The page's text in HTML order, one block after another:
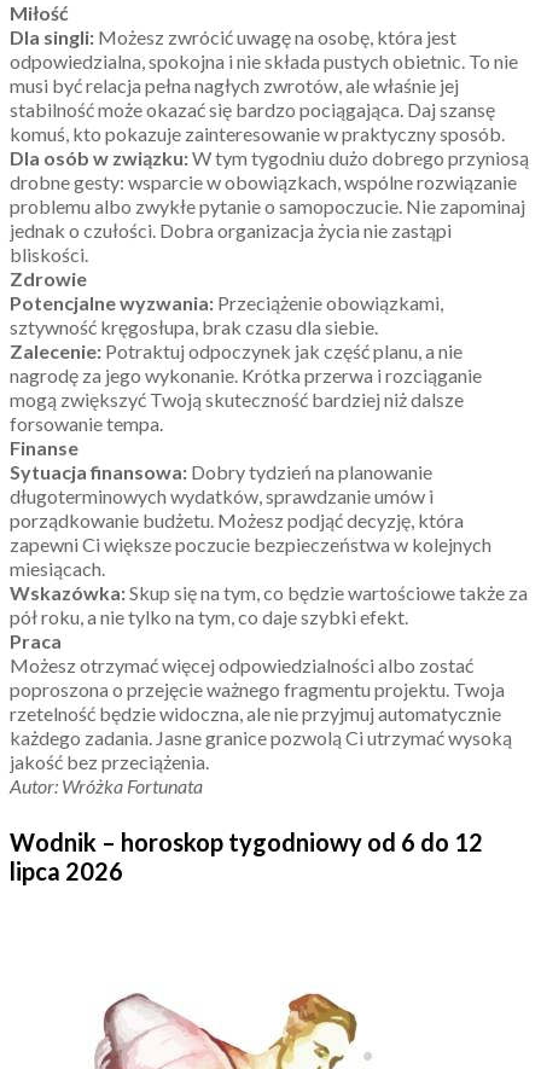
Miłość
Dla singli: Możesz zwrócić uwagę na osobę, która jest
odpowiedzialna, spokojna i nie składa pustych obietnic. To nie
musi być relacja pełna nagłych zwrotów, ale właśnie jej
stabilność może okazać się bardzo pociągająca. Daj szansę
komuś, kto pokazuje zainteresowanie w praktyczny sposób.
Dla osób w związku:W tym tygodniu dużo dobrego przyniosą
drobne gesty: wsparcie w obowiązkach, wspólne rozwiązanie
problemu albo zwykłe pytanie o samopoczucie. Nie zapominaj
jednak o czułości. Dobra organizacja życia nie zastąpi
bliskości.
Zdrowie
Potencjalne wyzwania: Przeciążenie obowiązkami,
sztywność kręgosłupa, brak czasu dla siebie.
Zalecenie: Potraktuj odpoczynek jak część planu, a nie
nagrodę za jego wykonanie. Krótka przerwa i rozciąganie
mogą zwiększyć Twoją skuteczność bardziej niż dalsze
forsowanie tempa.
Finanse
Sytuacja finansowa: Dobry tydzień na planowanie
długoterminowych wydatków, sprawdzanie umów i
porządkowanie budżetu. Możesz podjąć decyzję, która
zapewni Ci większe poczucie bezpieczeństwa w kolejnych
miesiącach.
Wskazówka:Skup się na tym, co będzie wartościowe także za
pół roku, a nie tylko na tym, co daje szybki efekt.
Praca
Możesz otrzymać więcej odpowiedzialności albo zostać
poproszona o przejęcie ważnego fragmentu projektu. Twoja
rzetelność będzie widoczna, ale nie przyjmuj automatycznie
każdego zadania. Jasne granice pozwolą Ci utrzymać wysoką
jakość bez przeciążenia.
Autor: Wróżka Fortunata
Wodnik – horoskop tygodniowy od 6 do 12
lipca 2026